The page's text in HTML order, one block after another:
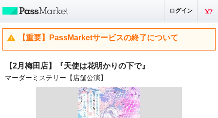
ログイン
【重要】PassMarketサービスの終了について
【2月梅田店】『天使は花明かりの下で』
マーダーミステリー【店舗公演】